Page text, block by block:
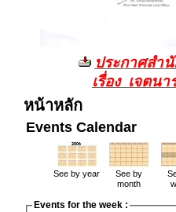
ประกาศสำ
เรื่อง เจตน
หน้าหลัก
Events Calendar
See by year
See by
month
Events for the week :